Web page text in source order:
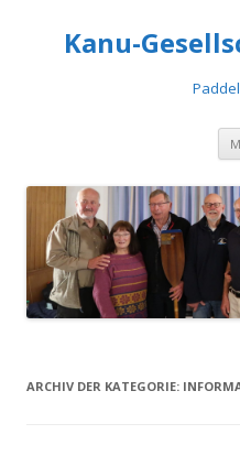
Kanu-
ARCHIV DER KATEGORIE: